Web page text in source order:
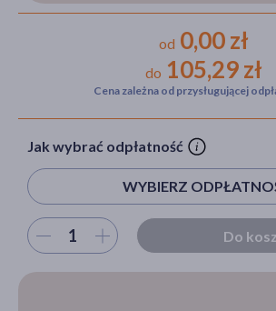
Hit
od 0,00 zł
do 105,29 zł
Cena zależna od przysługującej
Jak wybrać odpłatność
WYBIERZ
Wybierz ilość Do